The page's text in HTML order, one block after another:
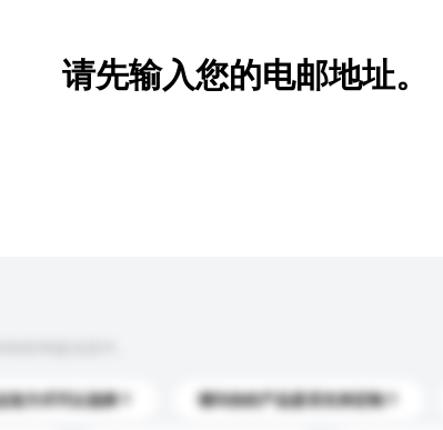
送方式可以选择？ 请问你的产品是否支持定制？
请先输入您的电邮地址。